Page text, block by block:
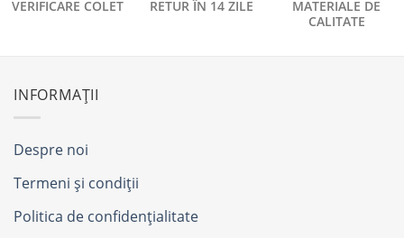
VERIFICARE COLET RETUR ÎN 14 ZILE
MATERIALE DE
CALITATE
INFORMAȚII
Despre noi
Termeni și condiții
Politica de confidențialitate